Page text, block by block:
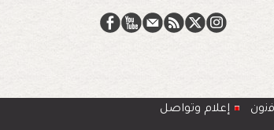
إعلام وتواصل